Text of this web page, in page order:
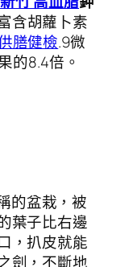
含胡蘿卜素
膳健檢.9微
的8.4倍。
的盆栽，被
葉子比右邊
，扒皮就能
劍，不斷地